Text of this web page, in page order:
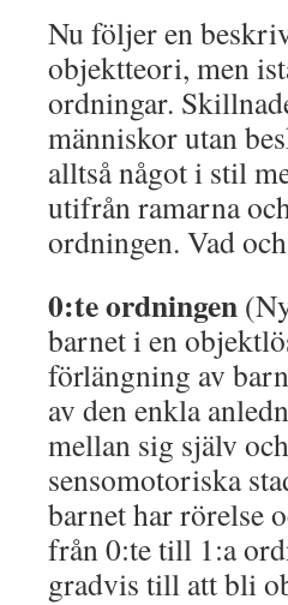
Nu följer en
objektteori, men
ordningar.
människor utan
alltså något i stil
utifrån ramarna
ordningen. Vad
0:te ordningen
barnet i en
förlängning av
av den enkla
mellan sig själv
sensomotoriska
barnet har rörelse
från 0:te till 1:a
gradvis till att bli